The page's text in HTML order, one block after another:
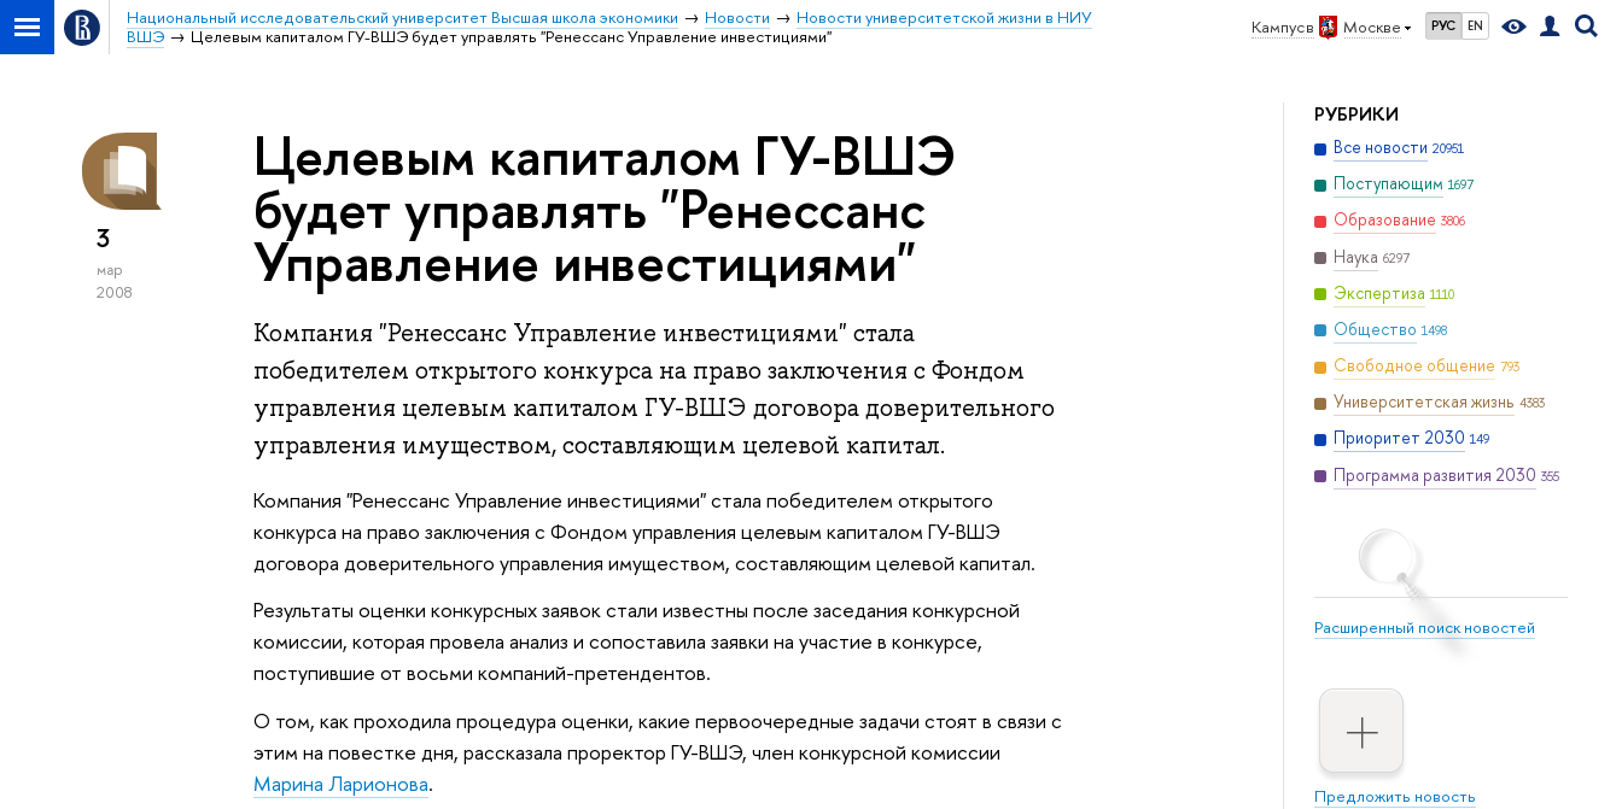
Кампус в Москве РУС EN
Национальный исследовательский университет Высшая школа экономики Новости
Новости университетской жизни в НИУ
ВШЭ
Целевым капиталом ГУ-ВШЭ будет управлять "Ренессанс Управление инвестициями"
РУБРИКИ
Все новости 20951
Поступающим 1697
Образование 3806
Наука 6297
Экспертиза 1110
Общество 1498
Свободное общение 793
Университетская жизнь 4383
Приоритет 2030 149
Программа развития 2030 355
Расширенный поиск новостей
Предложить новость
3
мар
2008
Целевым капиталом ГУ-ВШЭ
будет управлять "Ренессанс
Управление инвестициями"
Компания "Ренессанс Управление инвестициями" стала
победителем открытого конкурса на право заключения с Фондом
управления целевым капиталом ГУ-ВШЭ договора доверительного
управления имуществом, составляющим целевой капитал.
Компания "Ренессанс Управление инвестициями" стала победителем открытого
конкурса на право заключения с Фондом управления целевым капиталом ГУ-ВШЭ
договора доверительного управления имуществом, составляющим целевой капитал.
Результаты оценки конкурсных заявок стали известны после заседания конкурсной
комиссии, которая провела анализ и сопоставила заявки на участие в конкурсе,
поступившие от восьми компаний-претендентов.
О том, как проходила процедура оценки, какие первоочередные задачи стоят в связи с
этим на повестке дня, рассказала проректор ГУ-ВШЭ, член конкурсной комиссии
Марина Ларионова.